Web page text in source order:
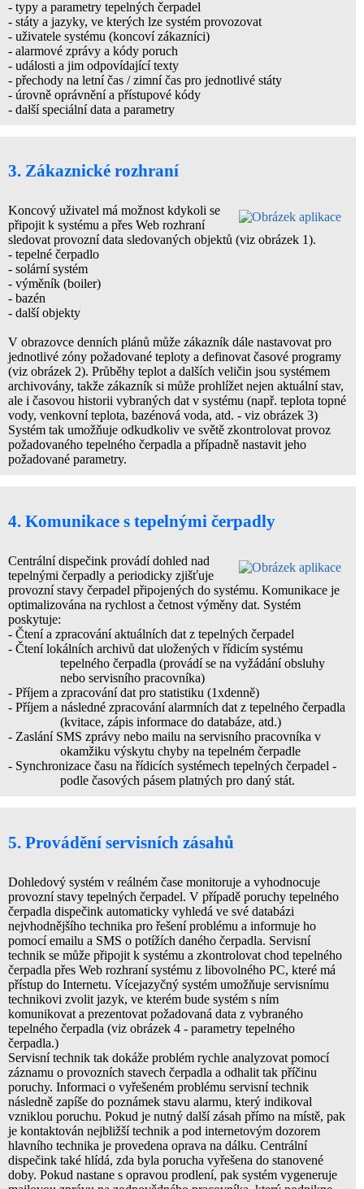
- typy a parametry tepelných čerpadel
- státy a jazyky, ve kterých lze systém provozovat
- uživatele systému (koncoví zákazníci)
- alarmové zprávy a kódy poruch
- události a jim odpovídající texty
- přechody na letní čas / zimní čas pro jednotlivé státy
- úrovně oprávnění a přístupové kódy
- další speciální data a parametry
3. Zákaznické rozhraní
Koncový uživatel má možnost kdykoli se
připojit k systému a přes Web rozhraní
sledovat provozní data sledovaných objektů (viz obrázek 1).
- tepelné čerpadlo
- solární systém
- výměník (boiler)
- bazén
- další objekty
V obrazovce denních plánů může zákazník dále nastavovat pro
jednotlivé zóny požadované teploty a definovat časové programy
(viz obrázek 2). Průběhy teplot a dalších veličin jsou systémem
archivovány, takže zákazník si může prohlížet nejen aktuální stav,
ale i časovou historii vybraných dat v systému (např. teplota topné
vody, venkovní teplota, bazénová voda, atd. - viz obrázek 3)
Systém tak umožňuje odkudkoliv ve světě zkontrolovat provoz
požadovaného tepelného čerpadla a případně nastavit jeho
požadované parametry.
4. Komunikace s tepelnými čerpadly
Centrální dispečink provádí dohled nad
tepelnými čerpadly a periodicky zjišťuje
provozní stavy čerpadel připojených do systému. Komunikace je
optimalizována na rychlost a četnost výměny dat. Systém
poskytuje:
- Čtení a zpracování aktuálních dat z tepelných čerpadel
- Čtení lokálních archivů dat uložených v řídicím systému
tepelného čerpadla (provádí se na vyžádání obsluhy
nebo servisního pracovníka)
- Příjem a zpracování dat pro statistiku (1xdenně)
- Příjem a následné zpracování alarmních dat z tepelného čerpadla
(kvitace, zápis informace do databáze, atd.)
- Zaslání SMS zprávy nebo mailu na servisního pracovníka v
okamžiku výskytu chyby na tepelném čerpadle
- Synchronizace času na řídicích systémech tepelných čerpadel -
podle časových pásem platných pro daný stát.
5. Provádění servisních zásahů
Dohledový systém v reálném čase monitoruje a vyhodnocuje
provozní stavy tepelných čerpadel. V případě poruchy tepelného
čerpadla dispečink automaticky vyhledá ve své databázi
nejvhodnějšího technika pro řešení problému a informuje ho
pomocí emailu a SMS o potížích daného čerpadla. Servisní
technik se může připojit k systému a zkontrolovat chod tepelného
čerpadla přes Web rozhraní systému z libovolného PC, které má
přístup do Internetu. Vícejazyčný systém umožňuje servisnímu
technikovi zvolit jazyk, ve kterém bude systém s ním
komunikovat a prezentovat požadovaná data z vybraného
tepelného čerpadla (viz obrázek 4 - parametry tepelného
čerpadla.)
Servisní technik tak dokáže problém rychle analyzovat pomocí
záznamu o provozních stavech čerpadla a odhalit tak příčinu
poruchy. Informaci o vyřešeném problému servisní technik
následně zapíše do poznámek stavu alarmu, který indikoval
vzniklou poruchu. Pokud je nutný další zásah přímo na místě, pak
je kontaktován nejbližší technik a pod internetovým dozorem
hlavního technika je provedena oprava na dálku. Centrální
dispečink také hlídá, zda byla porucha vyřešena do stanovené
doby. Pokud nastane s opravou prodlení, pak systém vygeneruje